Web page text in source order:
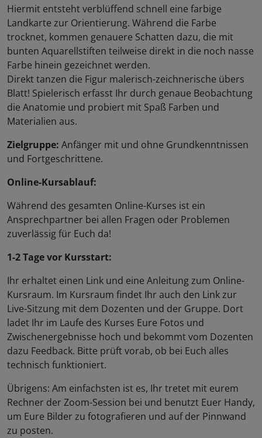
Hiermit entsteht verblüffend schnell eine farbige
Landkarte zur Orientierung. Während die Farbe
trocknet, kommen genauere Schatten dazu, die mit
bunten Aquarellstiften teilweise direkt in die noch nasse
Farbe hinein gezeichnet werden.
Direkt tanzen die Figur malerisch-zeichnerische übers
Blatt! Spielerisch erfasst Ihr durch genaue Beobachtung
die Anatomie und probiert mit Spaß Farben und
Materialien aus.
Zielgruppe: Anfänger mit und ohne Grundkenntnissen
und Fortgeschrittene.
Online-Kursablauf:
Während des gesamten Online-Kurses ist ein
Ansprechpartner bei allen Fragen oder Problemen
zuverlässig für Euch da!
1-2 Tage vor Kursstart:
Ihr erhaltet einen Link und eine Anleitung zum Online-
Kursraum. Im Kursraum findet Ihr auch den Link zur
Live-Sitzung mit dem Dozenten und der Gruppe. Dort
ladet Ihr im Laufe des Kurses Eure Fotos und
Zwischenergebnisse hoch und bekommt vom Dozenten
dazu Feedback. Bitte prüft vorab, ob bei Euch alles
technisch funktioniert.
Übrigens: Am einfachsten ist es, Ihr tretet mit eurem
Rechner der Zoom-Session bei und benutzt Euer Handy,
um Eure Bilder zu fotografieren und auf der Pinnwand
zu posten.